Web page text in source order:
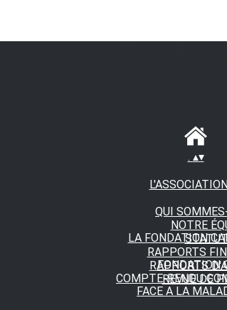
. ▴▾
QUI
NOTRE
RAPPORTS
RAPPORTS
REVUE DE
LA FONDATION
FONDATION
COMPTE-RENDU
FACE A LA